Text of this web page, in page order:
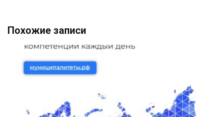
Похожие записи